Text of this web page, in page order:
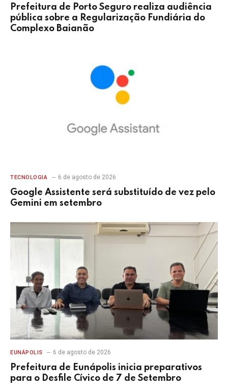
Prefeitura de Porto Seguro realiza audiência
pública sobre a Regularização Fundiária do
Complexo Baianão
TECNOLOGIA 6 de agosto de 2026
Google Assistente será substituído de vez pelo
Gemini em setembro
EUNÁPOLIS 6 de agosto de 2026
Prefeitura de Eunápolis inicia preparativos
para o Desfile Cívico de 7 de Setembro